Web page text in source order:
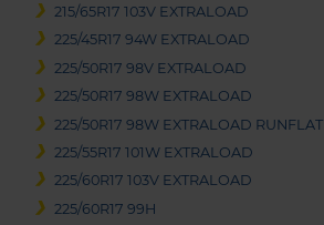
215/65R17 103V EXTRALOAD
225/45R17 94W EXTRALOAD
225/50R17 98V EXTRALOAD
225/50R17 98W EXTRALOAD
225/50R17 98W EXTRALOAD RUNFLAT
225/55R17 101W EXTRALOAD
225/60R17 103V EXTRALOAD
225/60R17 99H